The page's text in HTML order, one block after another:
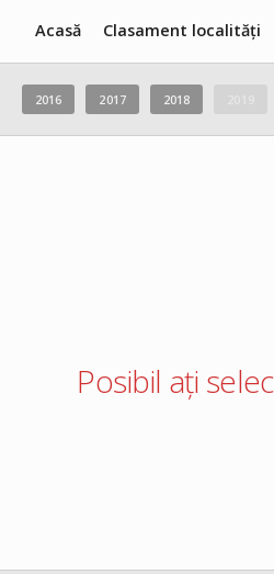
Acasă Clasament localități
2016 2017 2018
Posibil ați